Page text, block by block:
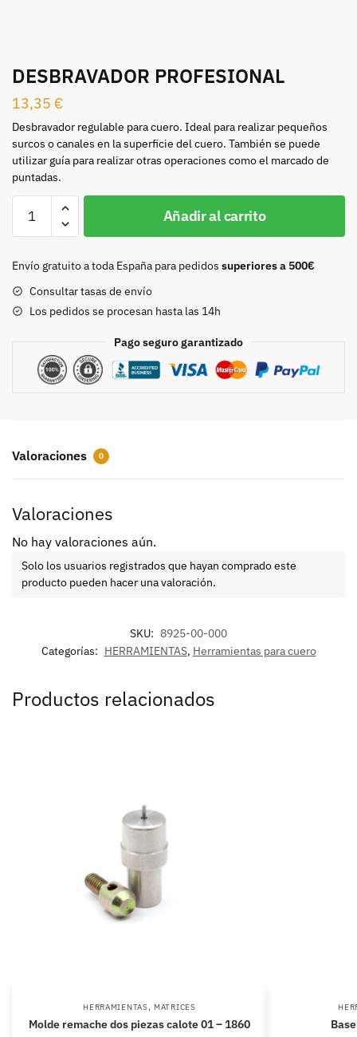
DESBRAVADOR PROFESIONAL
13,35 €
Desbravador regulable para cuero. Ideal para realizar pequeños
surcos o canales en la superficie del cuero. También se puede
utilizar guía para realizar otras operaciones como el marcado de
puntadas.
DESBRAVADOR
PROFESIONAL
Añadir al carrito
Envío gratuito a toda España para pedidos superiores a 500€
Consultar tasas de envío
Los pedidos se procesan hasta las 14h
Pago seguro garantizado
Valoraciones 0
Valoraciones
No hay valoraciones aún.
Solo los usuarios registrados que hayan comprado este
producto pueden hacer una valoración.
SKU: 8925-00-000
Categorías: HERRAMIENTAS, Herramientas para cuero
Productos relacionados
HERRAMIENTAS, MATRICES
Molde remache dos piezas calote 01 – 1860